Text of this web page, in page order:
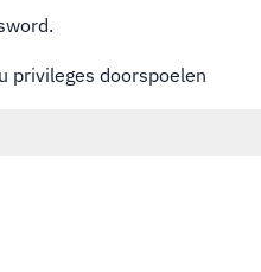
privileges doorspoelen